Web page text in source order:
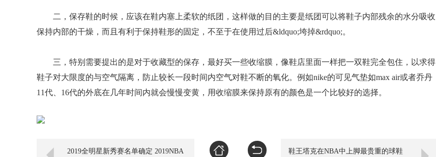
二，保存鞋的时候，应该在鞋内塞上柔软的纸团，这样做的目的主要是纸团可以将鞋子内部残余的水分吸收
保持内部的干燥，而且有利于保持鞋形的固定，不至于在使用过后&ldquo;垮掉&rdquo;。
三，特别需要提出的是对于收藏型的保存，最好买一些收缩膜，像鞋店里面一样把一双鞋完全包住，以求得
鞋子对大限度的与空气隔离，防止较长一段时间内空气对鞋不断的氧化。例如nike的可见气垫如max air或者乔丹
11代、16代的外底在几年时间内就会慢慢变黄，用收缩膜来保持原有的颜色是一个比较好的选择。
2019全明星新秀赛名单确定 2019NBA
鞋王塔克在NBA中上脚最贵重的球鞋